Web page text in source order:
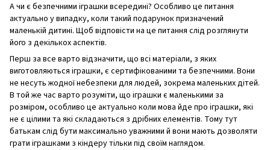
А чи є безпечними іграшки всередині? Особливо це питання
актуально у випадку, коли такий подарунок призначений
маленькій дитині. Щоб відповісти на це питання слід розглянути
його з декількох аспектів.
Перш за все варто відзначити, що всі матеріали, з яких
виготовляються іграшки, є сертифікованими та безпечними. Вони
не несуть жодної небезпеки для людей, зокрема маленьких дітей.
В той же час варто розуміти, що іграшки є маленькими за
розміром, особливо це актуально коли мова йде про іграшки, які
не є цілими та які складаються з дрібних елементів. Тому тут
батькам слід бути максимально уважними й вони мають дозволяти
грати іграшками з кіндеру тільки під своїм наглядом.